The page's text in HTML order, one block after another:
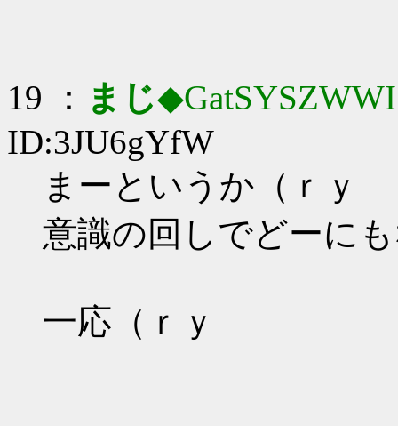
19 ： まじ◆GatSYSZWWI
ID:3JU6gYfW
まーというか（ｒｙ
意識の回しでどーに
一応（ｒｙ